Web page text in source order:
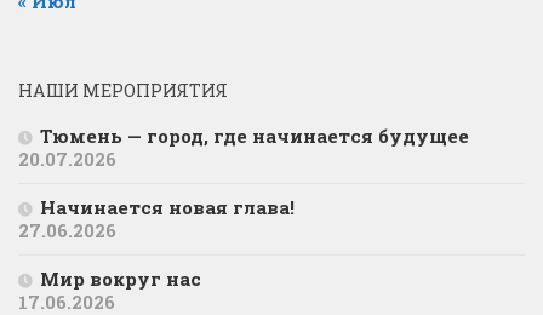
НАШИ МЕРОПРИЯТИЯ
Тюмень — город, где начинается будущее
20.07.2026
Начинается новая глава!
27.06.2026
Мир вокруг нас
17.06.2026